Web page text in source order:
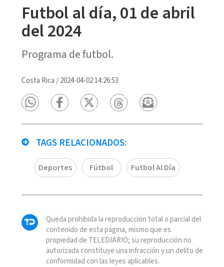
Futbol al día, 01 de abril
del 2024
Programa de futbol.
Costa Rica /2024-04-02 14:26:53
TAGS RELACIONADOS:
Deportes Fútbol Futbol Al Día
Queda prohibida la reproducción total o parcial del
contenido de esta página, mismo que es
propiedad de TELEDIARIO; su reproducción no
autorizada constituye una infracción y un delito de
conformidad con las leyes aplicables.